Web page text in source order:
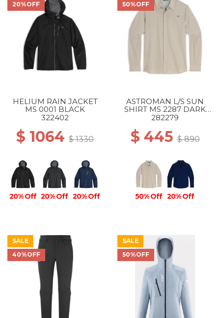
20%OFF
HELIUM RAIN JACKET
MS 0001 BLACK
322402
$ 1064 $ 1330
20% Off 20% Off 20% Off
50%OFF
ASTROMAN L/S SUN
SHIRT MS 2287 DARK
SAND
282279
$ 445$ 890
50% Off 20% Off
SALE
40%OFF
SALE
50%OFF